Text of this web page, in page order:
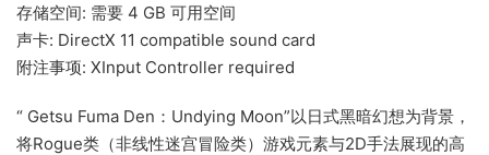
存储空间: 需要 4 GB 可用空间
声卡: DirectX 11 compatible sound card
附注事项: XInput Controller required
“ Getsu Fuma Den：Undying Moon”以日式黑暗幻想为背景，
将Rogue类（非线性迷宫冒险类）游戏元素与2D手法展现的高